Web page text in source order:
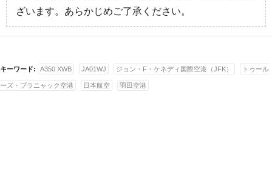
ざいます。あらかじめご了承ください。
キーワード: A350 XWB JA01WJ ジョン・F・ケネディ国際空港（JFK） トゥール
ーズ・ブラニャック空港 日本航空 羽田空港